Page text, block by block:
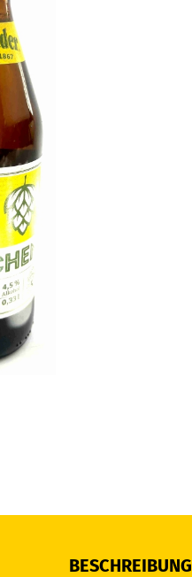
BESCHREIBUNG